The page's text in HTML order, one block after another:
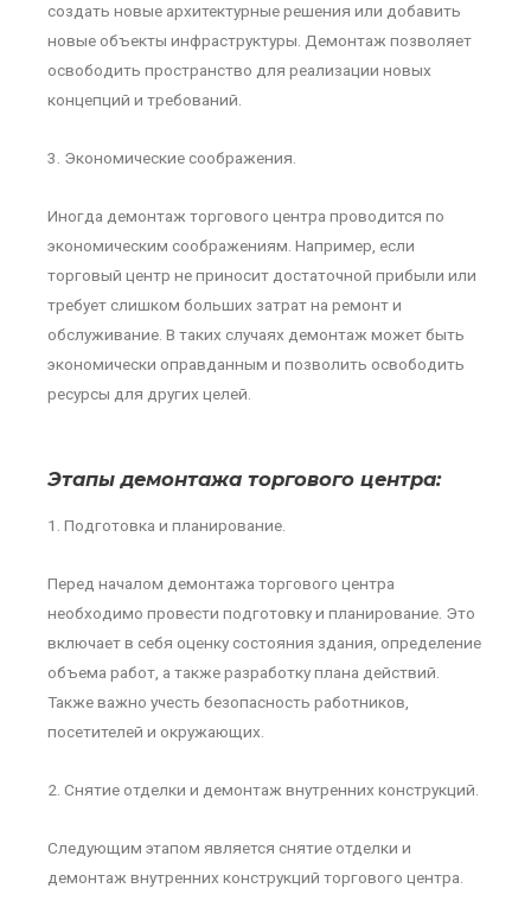
создать новые архитектурные решения или добавить
новые объекты инфраструктуры. Демонтаж позволяет
освободить пространство для реализации новых
концепций и требований.
3. Экономические соображения.
Иногда демонтаж торгового центра проводится по
экономическим соображениям. Например, если
торговый центр не приносит достаточной прибыли или
требует слишком больших затрат на ремонт и
обслуживание. В таких случаях демонтаж может быть
экономически оправданным и позволить освободить
ресурсы для других целей.
Этапы демонтажа торгового центра:
1. Подготовка и планирование.
Перед началом демонтажа торгового центра
необходимо провести подготовку и планирование. Это
включает в себя оценку состояния здания, определение
объема работ, а также разработку плана действий.
Также важно учесть безопасность работников,
посетителей и окружающих.
2. Снятие отделки и демонтаж внутренних конструкций.
Следующим этапом является снятие отделки и
демонтаж внутренних конструкций торгового центра.